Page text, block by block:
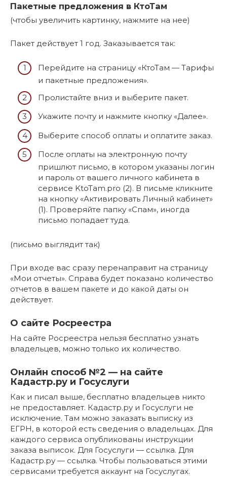
Пакетные предложения в КтоТам
(чтобы увеличить картинку, нажмите на нее)
Пакет действует 1 год. Заказывается так:
Перейдите на страницу «КтоТам — Тарифы
и пакетные предложения».
Пролистайте вниз и выберите пакет.
Укажите почту и нажмите кнопку «Далее».
Выберите способ оплаты и оплатите заказ.
После оплаты на электронную почту
пришлют письмо, в котором указаны логин
и пароль от вашего личного кабинета в
сервисе KtoTam.pro (2). В письме кликните
на кнопку «Активировать Личный кабинет»
(1). Проверяйте папку «Спам», иногда
письмо попадает туда.
(письмо выглядит так)
При входе вас сразу перенаправит на страницу
«Мои отчеты». Справа будет показано количество
отчетов в вашем пакете и до какой даты он
действует.
О сайте Росреестра
На сайте Росреестра нельзя бесплатно узнать
владельцев, можно только их количество.
Онлайн способ №2 — на сайте
Кадастр.ру и Госуслуги
Как и писал выше, бесплатно владельцев никто
не предоставляет. Кадастр.ру и Госуслуги не
исключение. Там можно заказать выписку из
ЕГРН, в которой есть сведения о владельцах. Для
каждого сервиса опубликованы инструкции
заказа выписок. Для Госуслуги — ссылка. Для
Кадастр.ру — ссылка. Чтобы пользоваться этими
сервисами требуется аккаунт на Госуслугах.